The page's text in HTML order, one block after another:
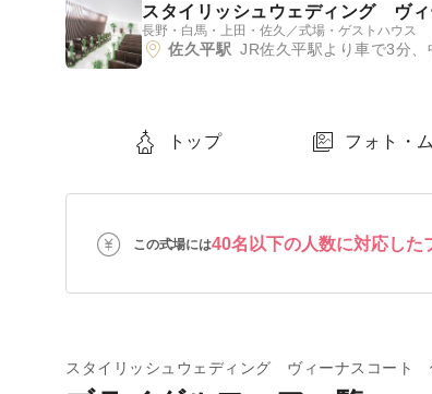
スタイリッシュウェディング ヴ
長野・白馬・上田・佐久 ／式場・ゲストハウス
佐久平駅 JR佐久平駅より車で3分
トップ フォト・
この式場には40名以下の人数に対応した
スタイリッシュウェディング ヴィーナスコート